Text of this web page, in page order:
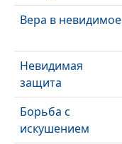
Вера в невидимое
Невидимая
защита
Борьба с
искушением